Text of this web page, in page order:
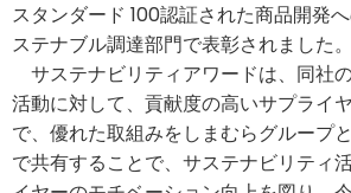
スタンダード 100認証された商品開発
ステナブル調達部門で表彰されました。
サステナビリティアワードは、同社
活動に対して、貢献度の高いサプライ
で、優れた取組みをしまむらグループ
で共有することで、サステナビリティ